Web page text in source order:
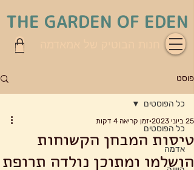
THE GARDEN OF EDEN
פוסט
כל הפוסטים
אדמה
כל הפוסטים
טיסות המבחן הקשוחות
הושלמו ומתוכן נולדה תרופת
25 ביוני 2023 זמן קריאה 4 דקות